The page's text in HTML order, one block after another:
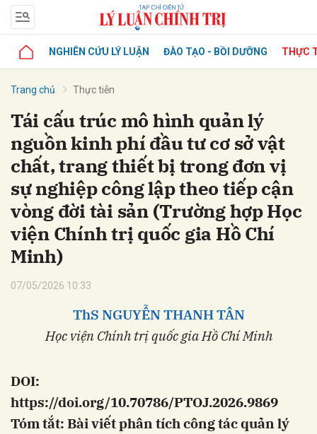
NGHIÊN CỨU LÝ LUẬN ĐÀO TẠO - BỒI DƯỠNG THỰC
Trang chủ Thực tiễn
Tái cấu trúc mô hình quản lý
nguồn kinh phí đầu tư cơ sở vật
chất, trang thiết bị trong đơn vị
sự nghiệp công lập theo tiếp cận
vòng đời tài sản (Trường hợp Học
viện Chính trị quốc gia Hồ Chí
Minh)
07/05/2026 10:33
ThS NGUYỄN THANH TÂN
Học viện Chính trị quốc gia Hồ Chí Minh
DOI:
https://doi.org/10.70786/PTOJ.2026.9869
Tóm tắt: Bài viết phân tích công tác quản lý